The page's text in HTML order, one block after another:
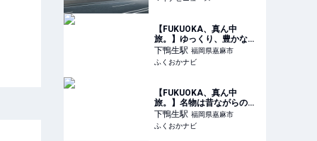
お餅、うどんを提供
【FUKUOKA、真ん中
旅。】ゆっくり、豊かな時
間が過ごせるクラシックな
喫茶店 「おだ珈琲」 | ふく
おかナビ
下鴨生駅 福岡県嘉麻市
ふくおかナビ
【FUKUOKA、真ん中
旅。】名物は昔ながらのち
ゃんぽん。やさしい味わい
にお腹も心も大満足！「お
食事処 味よし」 | ふくおか
下鴨生駅 福岡県嘉麻市
ふくおかナビ